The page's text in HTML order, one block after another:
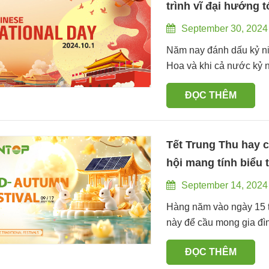
trình vĩ đại hướng
September 30, 2024
Năm nay đánh dấu kỷ
Hoa và khi cả nước kỷ
nguyên huy hoàng và
vĩ đại. Người dân
đầu và đấu tranh gian
thịnh vượng và năng
và quyết tâm của dân
tự hào của người dân
lễ chào cờ long trọng
Bắc Kinh. Cờ đỏ năm
vượng của dân tộc
ĐỌC THÊM
Tết Trung Thu hay
hội mang tính biểu
Trung Quốc
September 14, 2024
Hàng năm vào ngày
này để cầu mong gia
số phong tục truyền
trung thu là món ăn
ĐỌC THÊM